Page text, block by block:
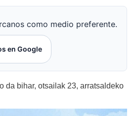
como medio preferente.
en Google
da bihar, otsailak 23, arratsaldeko